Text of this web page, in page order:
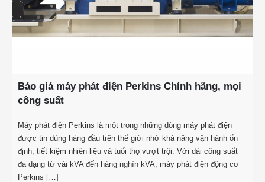
Báo giá máy phát điện Perkins Chính hãng, mọi
công suất
Máy phát điện Perkins là một trong những dòng máy phát điện
được tin dùng hàng đầu trên thế giới nhờ khả năng vận hành ổn
định, tiết kiệm nhiên liệu và tuổi thọ vượt trội. Với dải công suất
đa dạng từ vài kVA đến hàng nghìn kVA, máy phát điện động cơ
Perkins […]